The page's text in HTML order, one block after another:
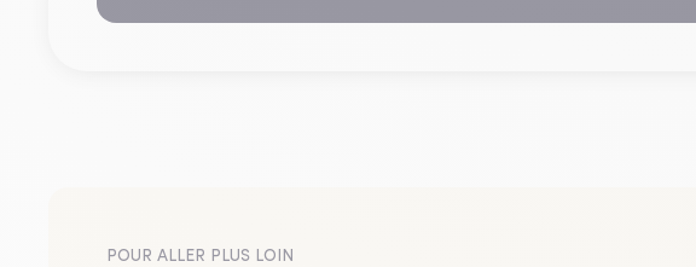
POUR ALLER PLUS LOIN